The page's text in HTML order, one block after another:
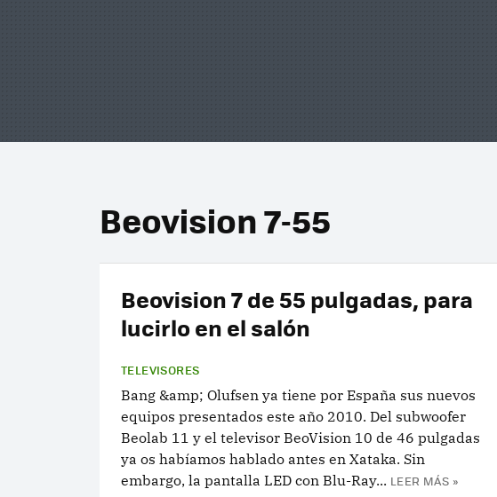
Beovision 7-55
Beovision 7 de 55 pulgadas, para
lucirlo en el salón
TELEVISORES
Bang &amp; Olufsen ya tiene por España sus nuevos
equipos presentados este año 2010. Del subwoofer
Beolab 11 y el televisor BeoVision 10 de 46 pulgadas
ya os habíamos hablado antes en Xataka. Sin
embargo, la pantalla LED con Blu-Ray... LEER MÁS »